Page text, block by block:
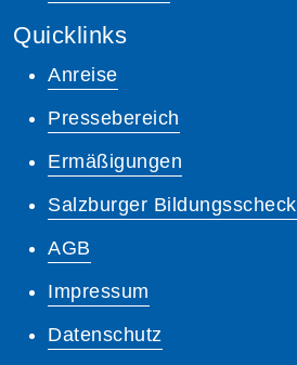
Quicklinks
Anreise
Pressebereich
Ermäßigungen
Salzburger Bildungsscheck
AGB
Impressum
Datenschutz